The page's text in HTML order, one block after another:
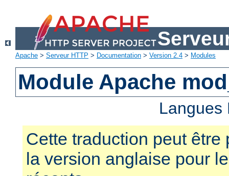
Apache > Serveur HTTP > Documentation > Version 2.4 > Modules
Module Apache
Cette traduction peut être
la version anglaise pour